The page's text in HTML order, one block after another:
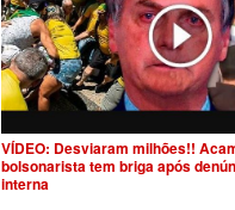
VÍDEO: Desviaram milhões!!
bolsonarista tem briga após
interna